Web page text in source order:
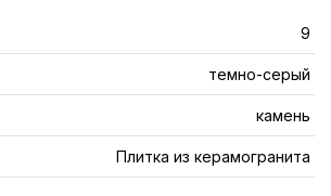
9
темно-серый
камень
Плитка из керамогранита